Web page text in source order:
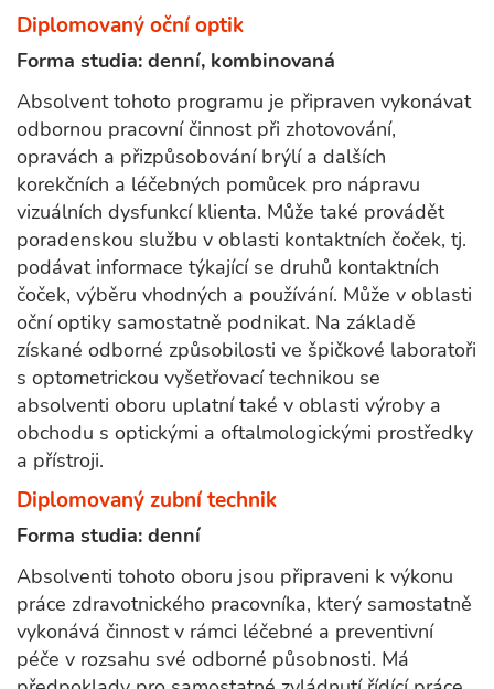
Diplomovaný oční optik
Forma studia: denní, kombinovaná
Absolvent tohoto programu je připraven vykonávat
odbornou pracovní činnost při zhotovování,
opravách a přizpůsobování brýlí a dalších
korekčních a léčebných pomůcek pro nápravu
vizuálních dysfunkcí klienta. Může také provádět
poradenskou službu v oblasti kontaktních čoček, tj.
podávat informace týkající se druhů kontaktních
čoček, výběru vhodných a používání. Může v oblasti
oční optiky samostatně podnikat. Na základě
získané odborné způsobilosti ve špičkové laboratoři
s optometrickou vyšetřovací technikou se
absolventi oboru uplatní také v oblasti výroby a
obchodu s optickými a oftalmologickými prostředky
a přístroji.
Diplomovaný zubní technik
Forma studia: denní
Absolventi tohoto oboru jsou připraveni k výkonu
práce zdravotnického pracovníka, který samostatně
vykonává činnost v rámci léčebné a preventivní
péče v rozsahu své odborné působnosti. Má